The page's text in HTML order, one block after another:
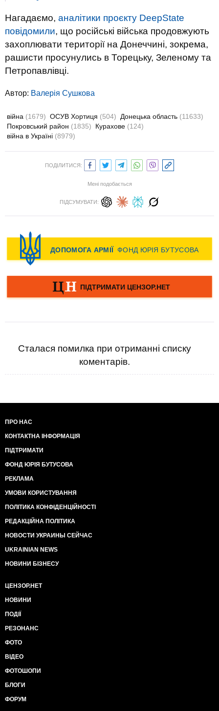
Нагадаємо, аналітики проєкту DeepState
повідомили, що російські війська продовжують
захоплювати території на Донеччині, зокрема,
рашисти просунулись в Торецьку, Зеленому та
Петропавлівці.
Автор: Валерiя Сушкова
війна (1679) ОСУВ Хортиця (504) Донецька область (11633)
Покровський район (1835) Курахове (124)
війна в Україні (8979)
ПОДІЛИТИСЯ:
Мені подобається
ПІДСУМУВАТИ:
Сталася помилка при отриманні списку
коментарів.
ПРО НАС
КОНТАКТНА ІНФОРМАЦІЯ
ПІДТРИМАТИ
ФОНД ЮРІЯ БУТУСОВА
РЕКЛАМА
УМОВИ КОРИСТУВАННЯ
ПОЛІТИКА КОНФІДЕНЦІЙНОСТІ
РЕДАКЦІЙНА ПОЛІТИКА
НОВОСТИ УКРАИНЫ СЕЙЧАС
UKRAINIAN NEWS
НОВИНИ БІЗНЕСУ
ЦЕНЗОР.НЕТ
НОВИНИ
ПОДІЇ
РЕЗОНАНС
ФОТО
ВІДЕО
ФОТОШОПИ
БЛОГИ
ФОРУМ